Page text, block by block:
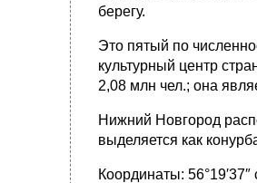
берегу.
Это пятый по
культурный центр
2,08 млн чел.; она
Нижний Новгород
выделяется как
Координаты: 56°19′37″